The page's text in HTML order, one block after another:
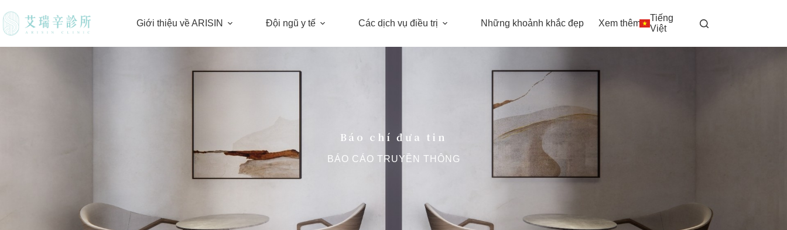
Giới thiệu về ARISIN Đội ngũ y tế Các dịch vụ điều trị Những khoảnh khắc đẹp Xem thêm
Tiếng
Việt
Báo chí đưa tin
BÁO CÁO TRUYỀN THÔNG